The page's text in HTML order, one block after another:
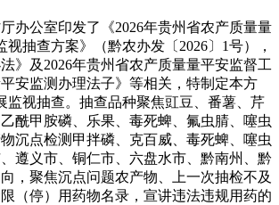
办公室印发了《2026年贵州省农产质量量
抽查方案》（黔农办发〔2026〕1号），
》及2026年贵州省农产质量量平安监督工
安监测办理法子》等相关，特制定本方
视抽查。抽查品种聚焦豇豆、番薯、芹
酰甲胺磷、乐果、毒死蜱、氟虫腈、噻虫
沉点检测甲拌磷、克百威、毒死蜱、噻虫
遵义市、铜仁市、六盘水市、黔南州、黔
，聚焦沉点问题农产物、上一次抽检不及
（停）用药物名录，宣讲违法违规用药的